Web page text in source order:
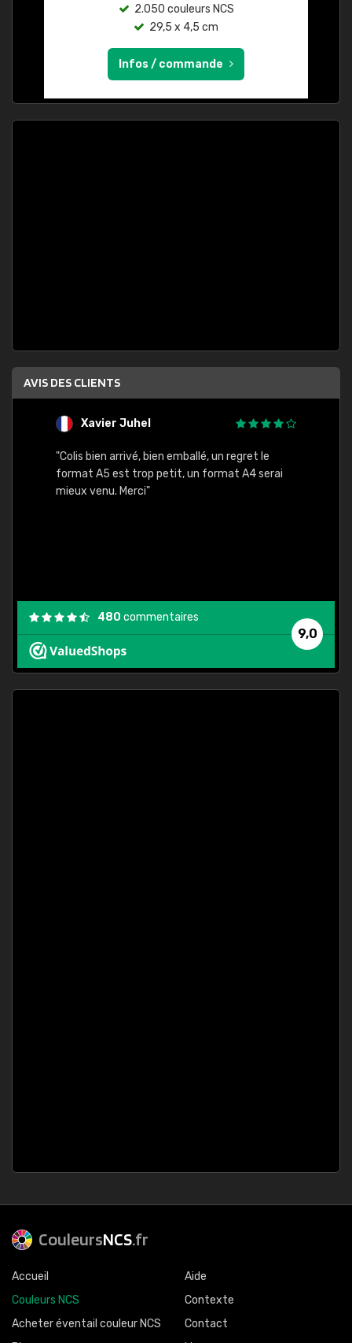
2.050 couleurs NCS
29,5 x 4,5 cm
Infos / commande
AVIS DES CLIENTS
Xavier Juhel
"Colis bien arrivé, bien emballé, un regret le
format A5 est trop petit, un format A4 serai
mieux venu. Merci"
9,0
480 commentaires
CouleursNCS.fr
Accueil
Couleurs NCS
Acheter éventail couleur NCS
Aide
Contexte
Contact